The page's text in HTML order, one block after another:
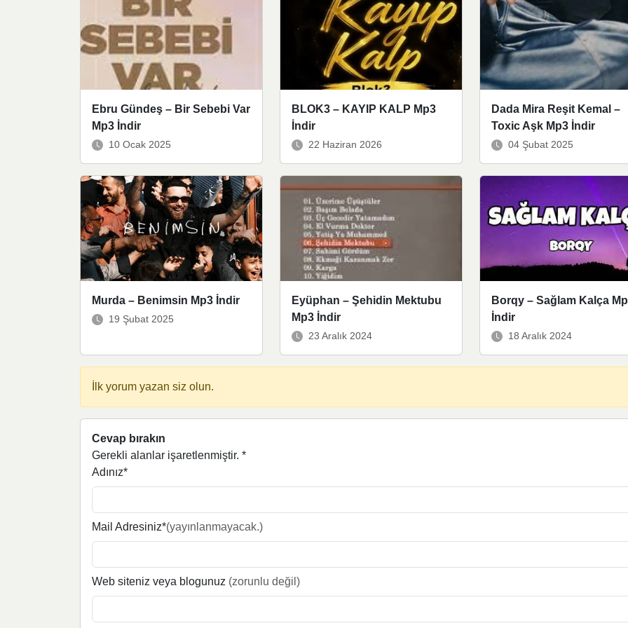
Ebru Gündeş – Bir Sebebi Var
Mp3 İndir
10 Ocak 2025
BLOK3 – KAYIP KALP Mp3
İndir
22 Haziran 2026
Dada Mira Reşit Kemal –
Toxic Aşk Mp3 İndir
04 Şubat 2025
Murda – Benimsin Mp3 İndir
19 Şubat 2025
Eyüphan – Şehidin Mektubu
Mp3 İndir
23 Aralık 2024
Borqy – Sağlam Kalça
İndir
18 Aralık 2024
İlk yorum yazan siz olun.
Cevap bırakın
Gerekli alanlar işaretlenmiştir. *
Adınız*
Mail Adresiniz*(yayınlanmayacak.)
Web siteniz veya blogunuz (zorunlu değil)